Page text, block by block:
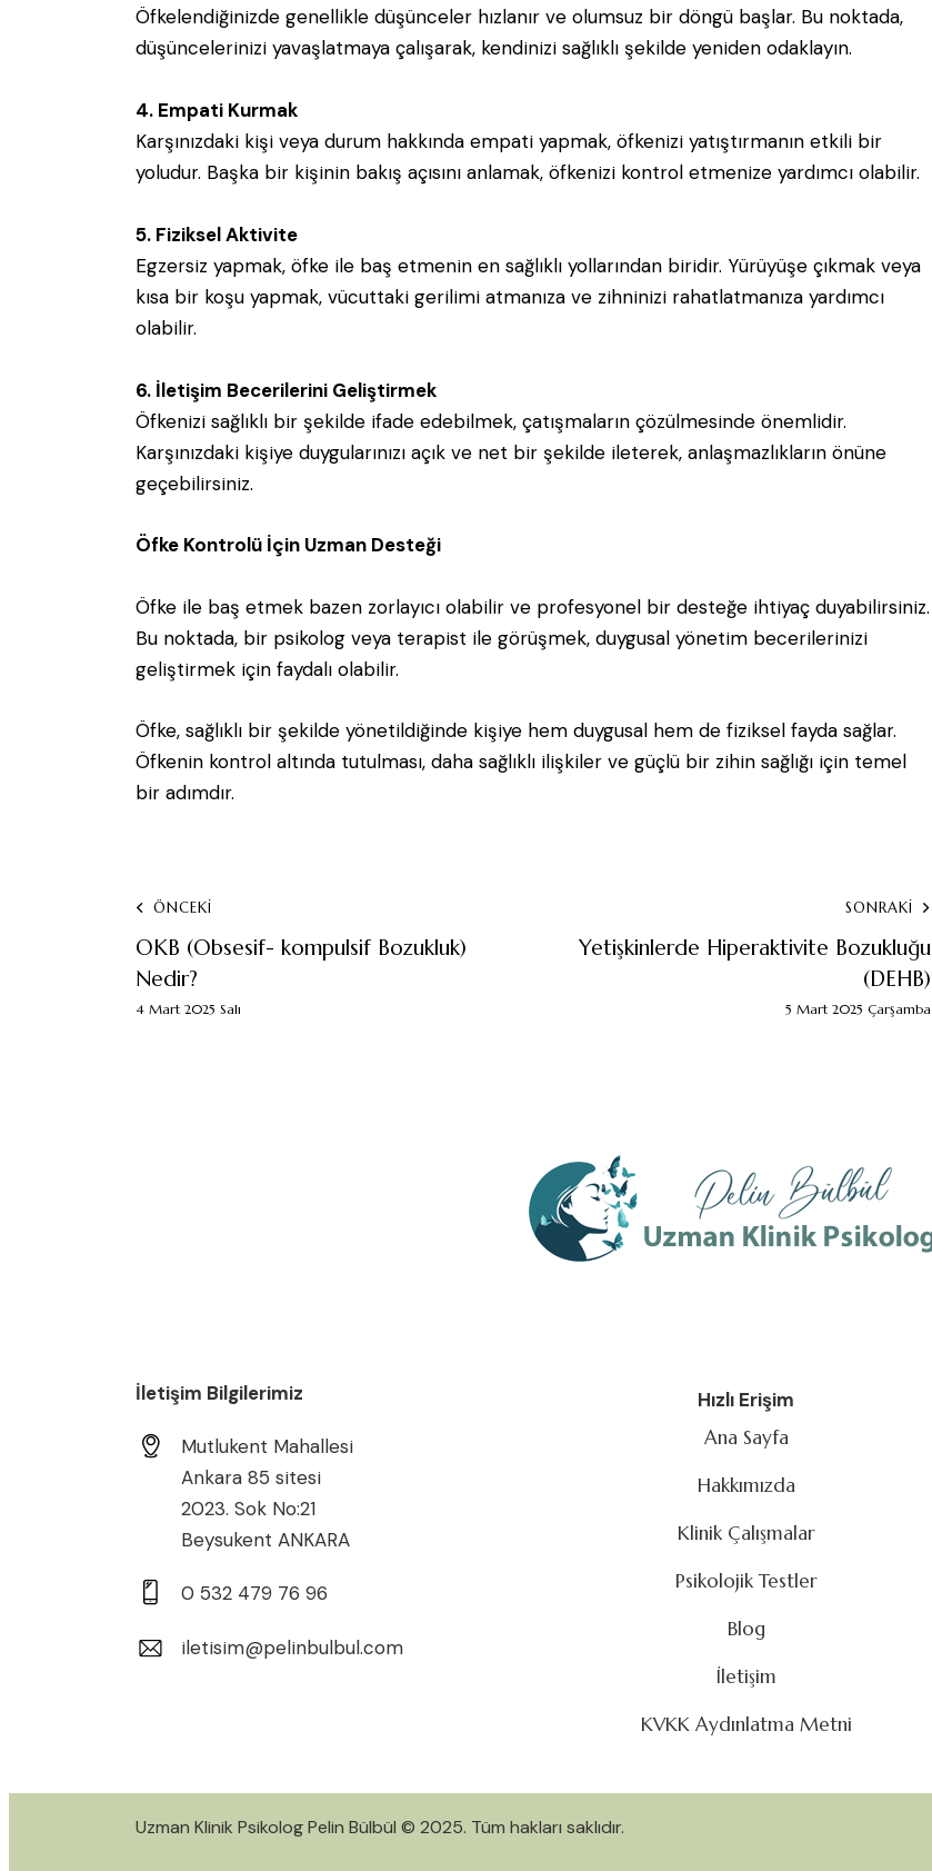
Öfkelendiğinizde genellikle düşünceler hızlanır ve olumsuz bir döngü başlar. Bu noktada,
düşüncelerinizi yavaşlatmaya çalışarak, kendinizi sağlıklı şekilde yeniden odaklayın.
4. Empati Kurmak
Karşınızdaki kişi veya durum hakkında empati yapmak, öfkenizi yatıştırmanın etkili bir
yoludur. Başka bir kişinin bakış açısını anlamak, öfkenizi kontrol etmenize yardımcı olabilir.
5. Fiziksel Aktivite
Egzersiz yapmak, öfke ile baş etmenin en sağlıklı yollarından biridir. Yürüyüşe çıkmak veya
kısa bir koşu yapmak, vücuttaki gerilimi atmanıza ve zihninizi rahatlatmanıza yardımcı
olabilir.
6. İletişim Becerilerini Geliştirmek
Öfkenizi sağlıklı bir şekilde ifade edebilmek, çatışmaların çözülmesinde önemlidir.
Karşınızdaki kişiye duygularınızı açık ve net bir şekilde ileterek, anlaşmazlıkların önüne
geçebilirsiniz.
Öfke Kontrolü İçin Uzman Desteği
Öfke ile baş etmek bazen zorlayıcı olabilir ve profesyonel bir desteğe ihtiyaç duyabilirsiniz.
Bu noktada, bir psikolog veya terapist ile görüşmek, duygusal yönetim becerilerinizi
geliştirmek için faydalı olabilir.
Öfke, sağlıklı bir şekilde yönetildiğinde kişiye hem duygusal hem de fiziksel fayda sağlar.
Öfkenin kontrol altında tutulması, daha sağlıklı ilişkiler ve güçlü bir zihin sağlığı için temel
bir adımdır.
ÖNCEKİ
OKB (Obsesif- kompulsif Bozukluk)
Nedir?
4 Mart 2025 Salı
SONRAKİ
Yetişkinlerde Hiperaktivite Bozukluğu
(DEHB)
5 Mart 2025 Çarşamba
İletişim Bilgilerimiz
Mutlukent Mahallesi
Ankara 85 sitesi
2023. Sok No:21
Beysukent ANKARA
0 532 479 76 96
iletisim@pelinbulbul.com
Hızlı Erişim
Ana Sayfa
Hakkımızda
Klinik Çalışmalar
Psikolojik Testler
Blog
İletişim
KVKK Aydınlatma Metni
Uzman Klinik Psikolog Pelin Bülbül © 2025. Tüm hakları saklıdır.